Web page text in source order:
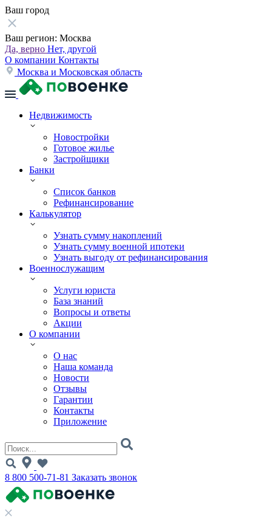
Ваш город
Ваш регион: Москва
Да, верно Нет, другой
О компании Контакты
Москва и Московская область
Недвижимость
Новостройки
Готовое жилье
Застройщики
Банки
Список банков
Рефинансирование
Калькулятор
Узнать сумму накоплений
Узнать сумму военной ипотеки
Узнать выгоду от рефинансирования
Военнослужащим
Услуги юриста
База знаний
Вопросы и ответы
Акции
О компании
О нас
Наша команда
Новости
Отзывы
Гарантии
Контакты
Приложение
8 800 500-71-81 Заказать звонок